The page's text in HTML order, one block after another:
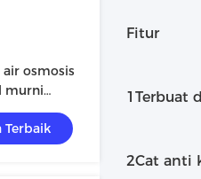
osmosis
murni
Terbaik
Fitur
1Terbuat
2Cat anti